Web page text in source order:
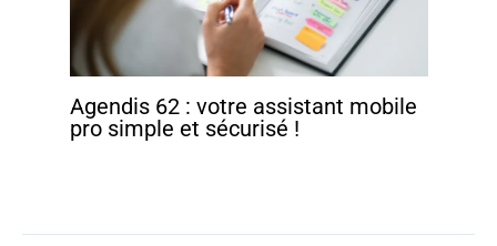
Agendis 62 : votre assistant mobile
pro simple et sécurisé !